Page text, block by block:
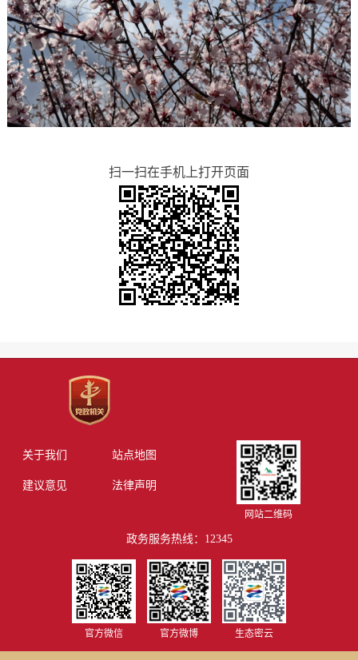
扫一扫在手机上打开页面
关于我们 站点地图
建议意见 法律声明
网站二维码
政务服务热线：12345
官方微信 官方微博 生态密云